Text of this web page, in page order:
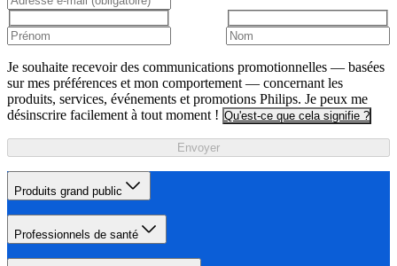
Je souhaite recevoir des communications promotionnelles — basées
sur mes préférences et mon comportement — concernant les
produits, services, événements et promotions Philips. Je peux me
désinscrire facilement à tout moment ! Qu'est-ce que cela signifie ?
Envoyer
Produits grand public
Professionnels de santé